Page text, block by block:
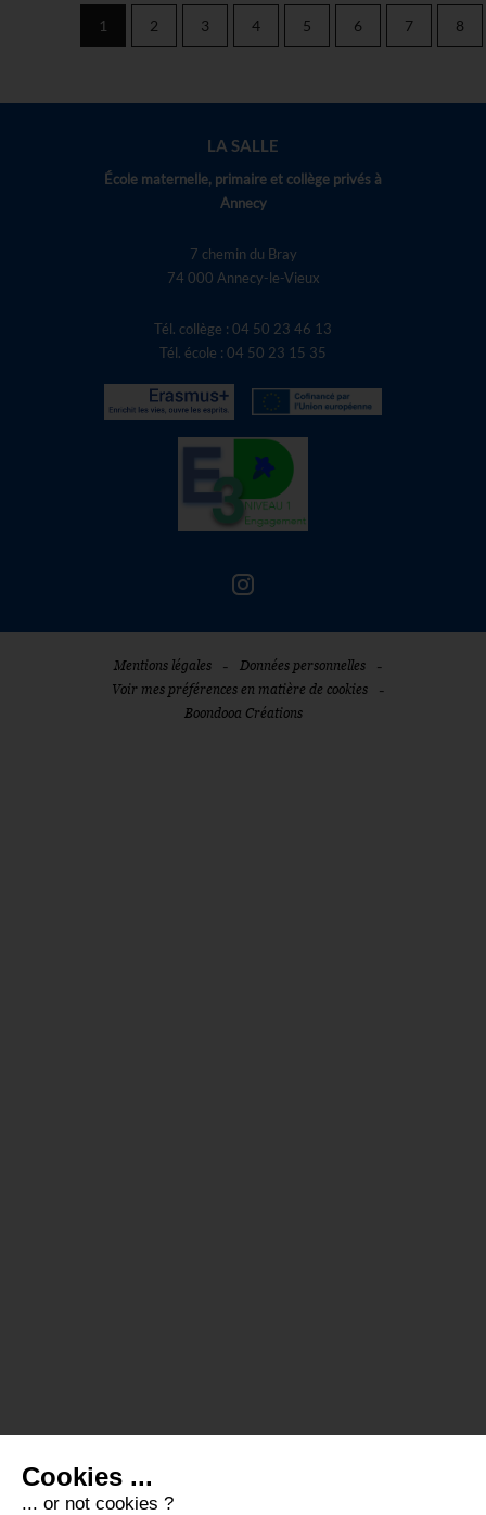
1 2 3 4 5 6 7 8
LA SALLE
École maternelle, primaire et collège privés à
Annecy
7 chemin du Bray
74 000 Annecy-le-Vieux
Tél. collège : 04 50 23 46 13
Tél. école : 04 50 23 15 35
Mentions légales - Données personnelles -
Voir mes préférences en matière de cookies -
Boondooa Créations
Cookies ...
... or not cookies ?